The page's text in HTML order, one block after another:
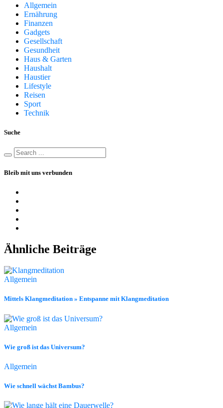
Allgemein
Ernährung
Finanzen
Gadgets
Gesellschaft
Gesundheit
Haus & Garten
Haushalt
Haustier
Lifestyle
Reisen
Sport
Technik
Suche
Bleib mit uns verbunden
Ähnliche Beiträge
Allgemein
Mittels Klangmeditation » Entspanne mit Klangmeditation
Allgemein
Wie groß ist das Universum?
Allgemein
Wie schnell wächst Bambus?